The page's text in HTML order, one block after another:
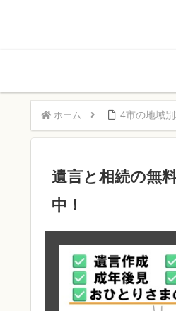
ホーム 4市の地域
遺言と相続の無
中！